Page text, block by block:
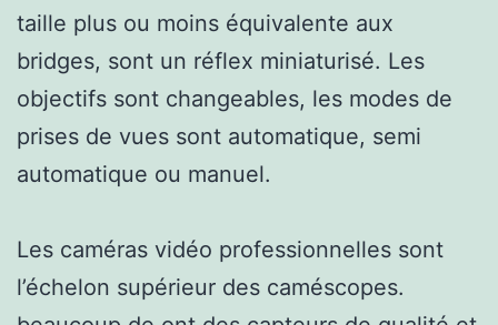
taille plus ou moins équivalente aux
bridges, sont un réflex miniaturisé. Les
objectifs sont changeables, les modes de
prises de vues sont automatique, semi
automatique ou manuel.
Les caméras vidéo professionnelles sont
l’échelon supérieur des caméscopes.